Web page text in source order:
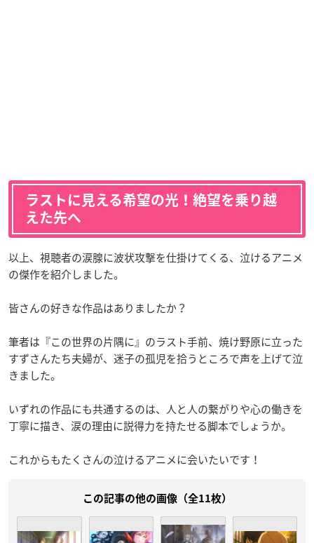
ラストに見える希望の光！絶望を乗り越
えた先へ
以上、視聴者の涙腺に波状攻撃を仕掛けてくる、泣けるアニメ
の傑作を紹介しました。
皆さんの好きな作品はありましたか？
筆者は『この世界の片隅に』のラスト手前、焼け野原に立った
すずさんたち夫婦が、迷子の孤児を拾うところで声を上げて泣
きました。
いずれの作品にも共通するのは、人と人の繋がりや心の働きを
丁寧に描き、涙の理由に説得力を持たせる脚本でしょうか。
これからもたくさんの泣けるアニメに会いたいです！
この記事の他の画像（全11枚）